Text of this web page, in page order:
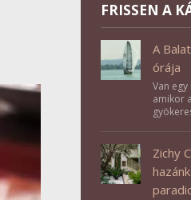
FRISSEN A
A
órája
Van
amikor
Zichy